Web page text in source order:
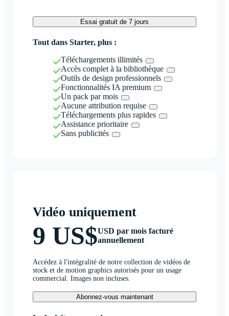
Essai gratuit de 7 jours
Tout dans Starter, plus :
Téléchargements illimités
Accès complet à la bibliothèque
Outils de design professionnels
Fonctionnalités IA premium
Un pack par mois
Aucune attribution requise
Téléchargements plus rapides
Assistance prioritaire
Sans publicités
Vidéo uniquement
9 US$USD par mois facturé
annuellement
Accédez à l'intégralité de notre collection de vidéos de
stock et de motion graphics autorisés pour un usage
commercial. Images non incluses.
Abonnez-vous maintenant